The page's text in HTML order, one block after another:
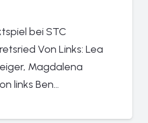
bei STC
Von Links: Lea
Magdalena
links Ben…